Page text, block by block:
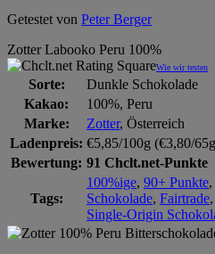
Getestet von Peter Berger
Zotter Labooko Peru 100%
Wie wir testen
Sorte:
Dunkle Schokolade
Kakao:
100%, Peru
Marke:
Zotter, Österreich
Ladenpreis: €5,85/100g (€3,80/
Bewertung: 91 Chclt.net-Punkte
Tags:
100%ige, 90+ Punkte,
Schokolade, Fairtrade,
Single-Origin